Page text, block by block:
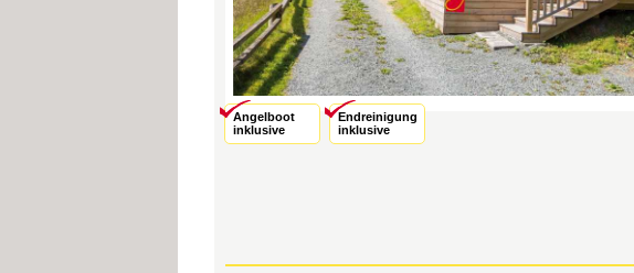
Angelboot
inklusive
Endreinigung
inklusive